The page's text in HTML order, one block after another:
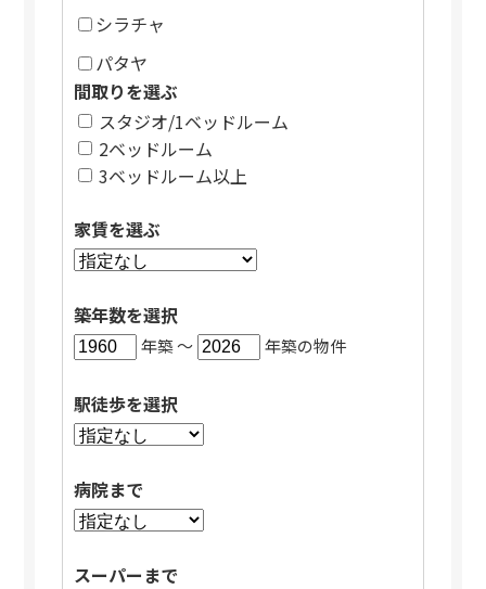
シラチャ
パタヤ
間取りを選ぶ
スタジオ/1ベッドルーム
2ベッドルーム
3ベッドルーム以上
家賃を選ぶ
築年数を選択
年築 〜 年築の物件
駅徒歩を選択
病院まで
スーパーまで